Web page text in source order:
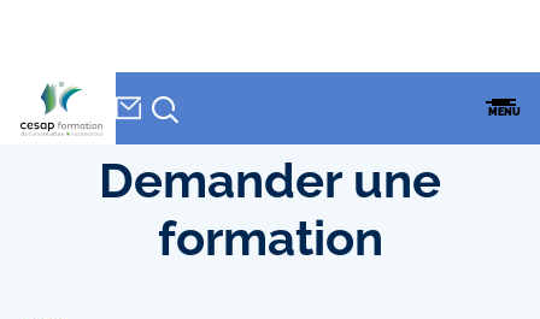
FORMATION
MENU
Accueil»
Demander
une
formationDemander une
formation